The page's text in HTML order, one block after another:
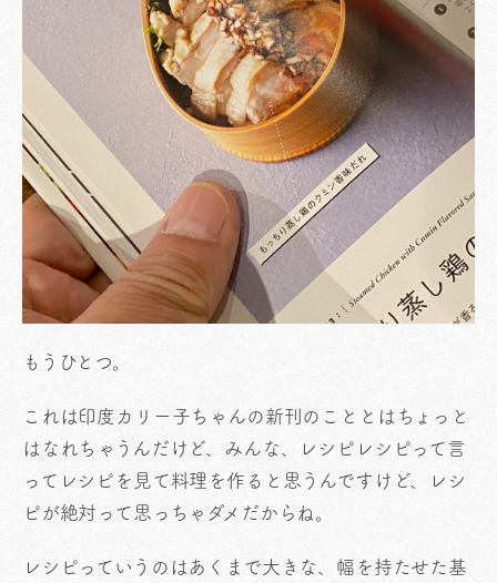
もうひとつ。
これは印度カリー子ちゃんの新刊のこととはちょっと
はなれちゃうんだけど、みんな、レシピレシピって言
ってレシピを見て料理を作ると思うんですけど、レシ
ピが絶対って思っちゃダメだからね。
レシピっていうのはあくまで大きな、幅を持たせた基